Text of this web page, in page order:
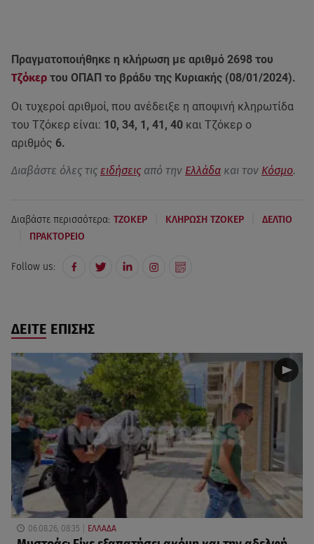
Πραγματοποιήθηκε η κλήρωση με αριθμό 2698 του
Τζόκερ του ΟΠΑΠ το βράδυ της Κυριακής (08/01/2024).
Οι τυχεροί αριθμοί, που ανέδειξε η αποψινή κληρωτίδα
του Τζόκερ είναι: 10, 34, 1, 41, 40 και Τζόκερ ο
αριθμός 6.
Διαβάστε όλες τις ειδήσεις από την Ελλάδα και τον Κόσμο.
Διαβάστε περισσότερα: ΤΖΟΚΕΡ ΚΛΗΡΩΣΗ ΤΖΟΚΕΡ ΔΕΛΤΙΟ
ΠΡΑΚΤΟΡΕΙΟ
Follow us:
ΔΕΙΤΕ ΕΠΙΣΗΣ
06.08.26, 08:35 ΕΛΛΑΔΑ